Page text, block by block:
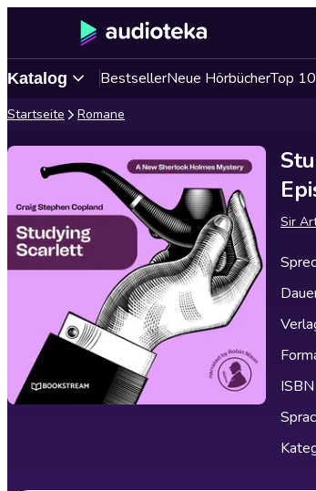
Katalog BestsellerNeue HörbücherTop
Startseite Romane
Sir
ISBN